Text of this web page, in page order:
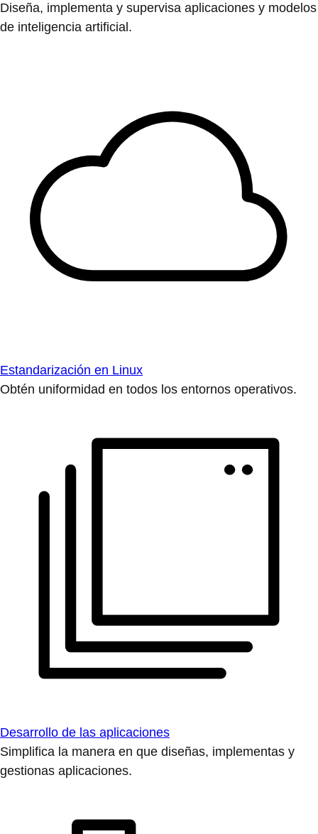
Diseña, implementa y supervisa aplicaciones y modelos
de inteligencia artificial.
Estandarización en Linux
Obtén uniformidad en todos los entornos operativos.
Desarrollo de las aplicaciones
Simplifica la manera en que diseñas, implementas y
gestionas aplicaciones.